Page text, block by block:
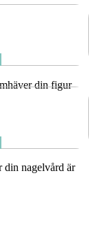
din figur
din nagelvård är